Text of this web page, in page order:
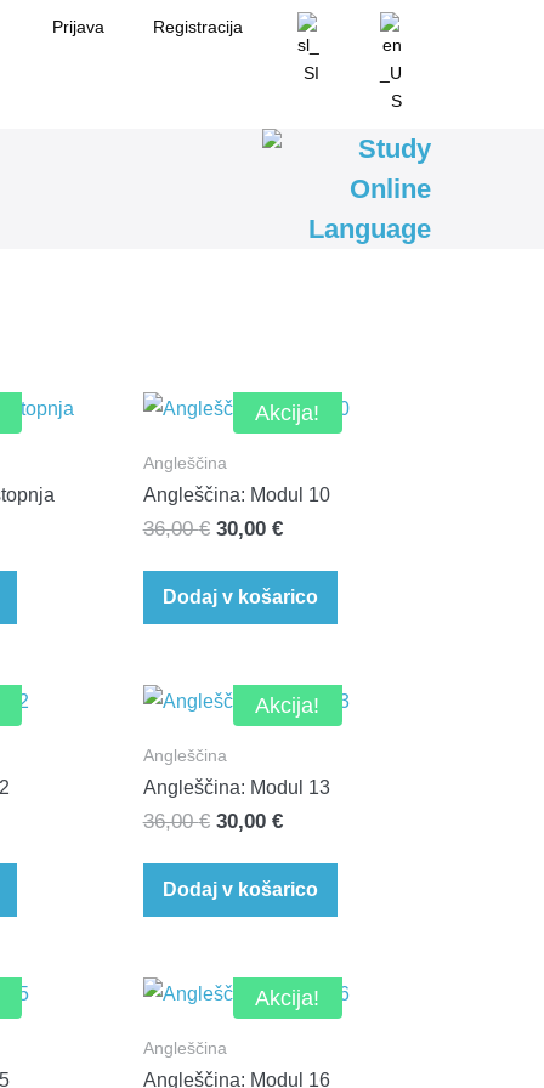
Prijava Registracija
€.
Akcija!
Angleščina
Angleščina: Modul 10
36,00€ Izvirna
je
bila:
30,00 €Trenutna
je:
30,00 €.
Dodaj v košarico
€.
Akcija!
Angleščina
Angleščina: Modul 13
36,00€ Izvirna
je
bila:
30,00 €Trenutna
je:
30,00 €.
Dodaj v košarico
Akcija!
Angleščina
Angleščina: Modul 16